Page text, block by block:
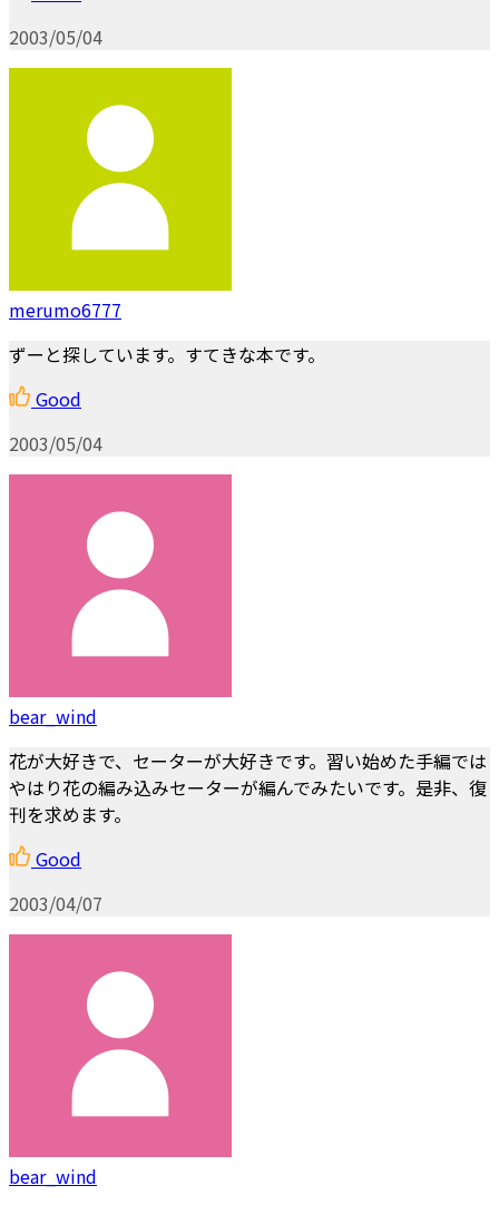
2003/05/04
merumo6777
ずーと探しています。すてきな本です。
Good
2003/05/04
bear_wind
花が大好きで、セーターが大好きです。習い始めた手編では
やはり花の編み込みセーターが編んでみたいです。是非、復
刊を求めます。
Good
2003/04/07
bear_wind